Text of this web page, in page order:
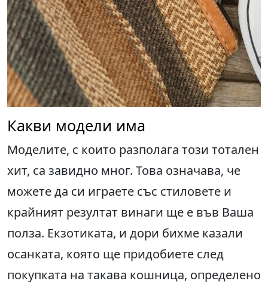
Какви модели има
Моделите, с които разполага този тотален
хит, са завидно мног. Това означава, че
можете да си играете със стиловете и
крайният резултат винаги ще е във Ваша
полза. Екзотиката, и дори бихме казали
осанката, която ще придобиете след
покупката на такава кошница, определено